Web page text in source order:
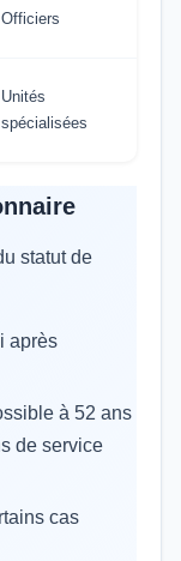
Officiers
Unités
spécialisées
statut de
après
à 52 ans
de service
cas